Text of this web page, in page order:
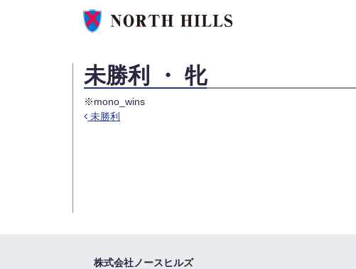
未勝利 ・ 牝
※mono_wins
未勝利
株式会社ノースヒルズ